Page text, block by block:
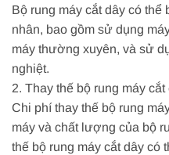
Bộ rung máy cắt dây có thể
nhân, bao gồm sử dụng
máy thường xuyên, và sử
nghiệt.
2. Thay thế bộ rung máy
Chi phí thay thế bộ rung
máy và chất lượng của bộ
thế bộ rung máy cắt dây có